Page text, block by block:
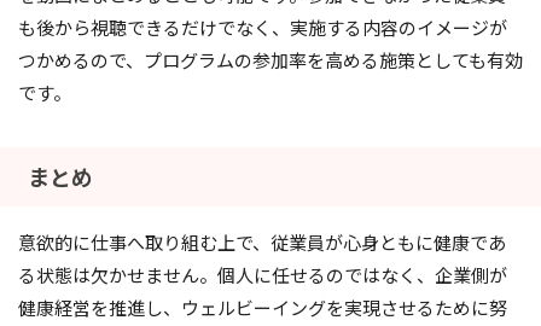
も後から視聴できるだけでなく、実施する内容のイメージが
つかめるので、プログラムの参加率を高める施策としても有効
です。
まとめ
意欲的に仕事へ取り組む上で、従業員が心身ともに健康であ
る状態は欠かせません。個人に任せるのではなく、企業側が
健康経営を推進し、ウェルビーイングを実現させるために努